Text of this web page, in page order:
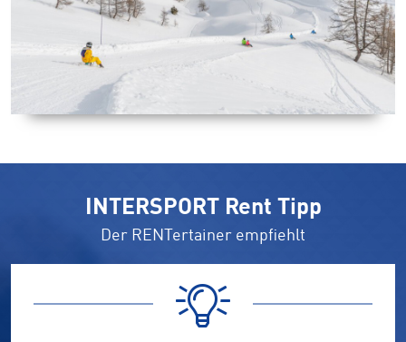
INTERSPORT Rent Tipp
Der RENTertainer empfiehlt